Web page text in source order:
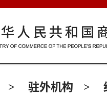
> 驻外机构 >